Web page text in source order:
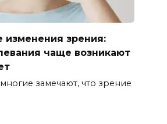
изменения зрения:
чаще возникают
замечают, что зрение